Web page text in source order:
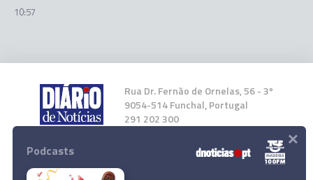
10:57
Rua Dr. Fernão de Ornelas, 56 - 3º
9054-514 Funchal, Portugal
291 202 300
Instale a nossa App
Podcasts ×